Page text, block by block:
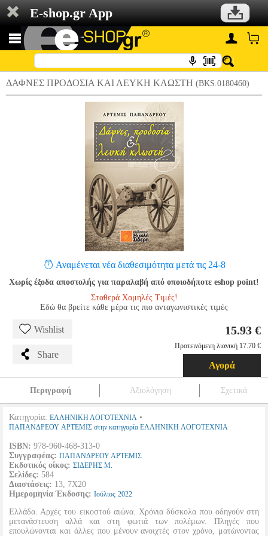
E-shop.gr App
ΔΑΦΝΕΣ ΠΡΟΔΟΣΙΑ ΚΑΙ ΛΕΥΚΗ ΚΛΩΣΤΗ (BKS.0180460)
Αναμένεται νέα διαθεσιμότητα μετά τις 24-8
Χωρίς έξοδα αποστολής για παραλαβή από οποιοδήποτε eshop point!
Σταθερά Χαμηλές Τιμές!
Εδώ θα βρείτε κάθε μέρα τις πιο ανταγωνιστικές τιμές
Wishlist
Share
15.93 €
Προτεινόμενη λιανική 17.70 €
Αγορά
Περιγραφή Αξιολόγηση Σχετικά
Κατηγορία: ΕΛΛΗΝΙΚΗ ΛΟΓΟΤΕΧΝΙΑ •
ΠΑΠΑΝΔΡΕΟΥ ΑΡΤΕΜΙΣ στην κατηγορία ΕΛΛΗΝΙΚΗ ΛΟΓΟΤΕΧΝΙΑ
ISBN: 978-960-468-313-0
Συγγραφέας: ΠΑΠΑΝΔΡΕΟΥ ΑΡΤΕΜΙΣ
Εκδοτικός οίκος: ΣΙΔΕΡΗΣ Μ.
Σελίδες: 584
Διαστάσεις: 13, 7Χ20
Ημερομηνία Έκδοσης: Ιούλιος 2022
Ελλάδα. Αρχές του εικοστού αιώνα. Χρόνια δύσκολα που οδηγούν στη
μετανάστευση αλλά και στη φωτιά των πολέμων. Πληγές που
επουλώνονται και άλλες που μένουν ανοιχτές στον χρόνο, ματώνοντας